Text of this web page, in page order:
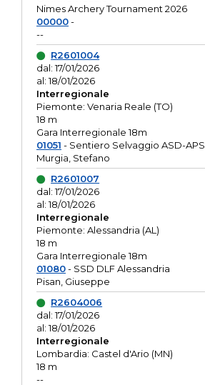
Nimes Archery Tournament 2026
00000-
--
R2601004
dal: 17/01/2026
al: 18/01/2026
Interregionale
Piemonte: Venaria Reale (TO)
18 m
Gara Interregionale 18m
01051 - Sentiero Selvaggio ASD-APS
Murgia, Stefano
R2601007
dal: 17/01/2026
al: 18/01/2026
Interregionale
Piemonte: Alessandria (AL)
18 m
Gara Interregionale 18m
01080- SSD DLF Alessandria
Pisan, Giuseppe
R2604006
dal: 17/01/2026
al: 18/01/2026
Interregionale
Lombardia: Castel d'Ario (MN)
18 m
--